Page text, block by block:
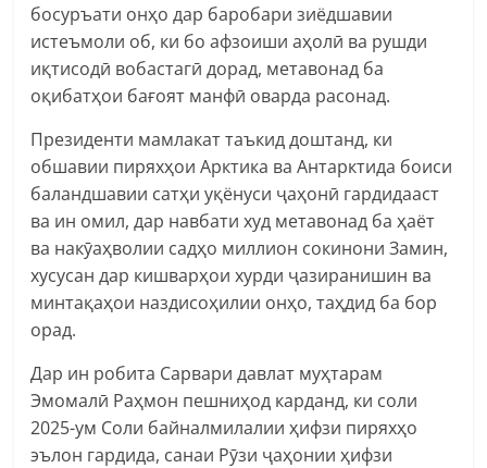
босуръати онҳо дар баробари зиёдшавии
истеъмоли об, ки бо афзоиши аҳолӣ ва рушди
иқтисодӣ вобастагӣ дорад, метавонад ба
оқибатҳои бағоят манфӣ оварда расонад.
Президенти мамлакат таъкид доштанд, ки
обшавии пиряхҳои Арктика ва Антарктида боиси
баландшавии сатҳи уқёнуси ҷаҳонӣ гардидааст
ва ин омил, дар навбати худ метавонад ба ҳаёт
ва накӯаҳволии садҳо миллион сокинони Замин,
хусусан дар кишварҳои хурди ҷазиранишин ва
минтақаҳои наздисоҳилии онҳо, таҳдид ба бор
орад.
Дар ин робита Сарвари давлат муҳтарам
Эмомалӣ Раҳмон пешниҳод карданд, ки соли
2025-ум Соли байналмилалии ҳифзи пиряхҳо
эълон гардида, санаи Рӯзи ҷаҳонии ҳифзи